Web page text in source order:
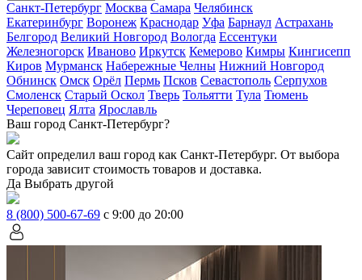
Санкт-Петербург Москва Самара Челябинск
Екатеринбург Воронеж Краснодар Уфа Барнаул Астрахань
Белгород Великий Новгород Вологда Ессентуки
Железногорск Иваново Иркутск Кемерово Кимры Кингисепп
Киров Мурманск Набережные Челны Нижний Новгород
Обнинск Омск Орёл Пермь Псков Севастополь Серпухов
Смоленск Старый Оскол Тверь Тольятти Тула Тюмень
Череповец Ялта Ярославль
Ваш город Санкт-Петербург?
Сайт определил ваш город как Санкт-Петербург. От выбора
города зависит стоимость товаров и доставка.
Да Выбрать другой
8 (800) 500-67-69 с 9:00 до 20:00